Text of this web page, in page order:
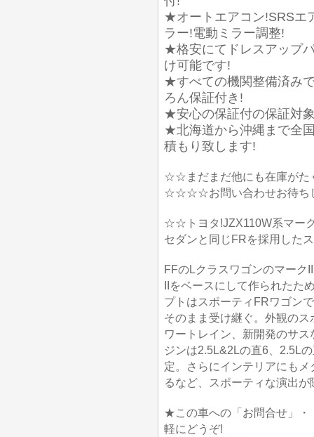
★オートエアコン!SRSエ
ラー!電動ミラー調整!
★格安にてドレスアップ
け可能です!
★すべての機関整備済み
ろん保証付き!
★安心の保証付の保証対
★北海道から沖縄まで全
積もり致します!
☆☆まだまだ他にも在庫が
☆☆☆☆お問い合わせお待
☆☆トヨタ!JZX110W系マ
セダンと同じFRを採用した
FFのLクラスワゴンのマーク
IIをベースにして作られたた
プトはスポーティFRワゴン
そのまま受け継ぐ。外観の
ワートレイン、新開発のサ
ジンは2.5L&2Lの直6、2.5L
定。さらにインテリアにも
るなど、スポーティな演出
★この車への「お問合せ」・
軽にどうぞ!